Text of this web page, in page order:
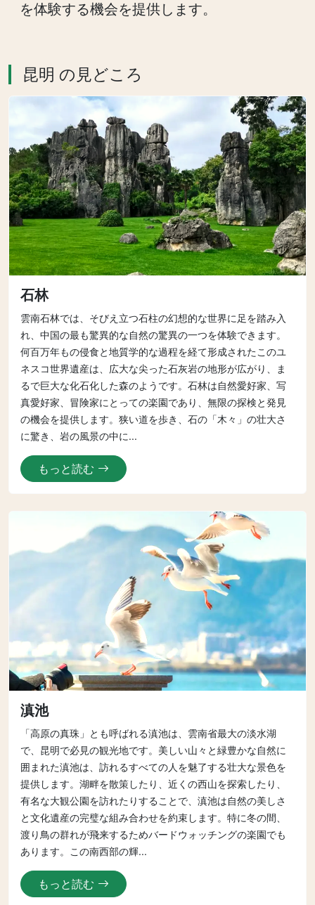
を体験する機会を提供します。
昆明 の見どころ
石林
雲南石林では、そびえ立つ石柱の幻想的な世界に足を踏み入
れ、中国の最も驚異的な自然の驚異の一つを体験できます。
何百万年もの侵食と地質学的な過程を経て形成されたこのユ
ネスコ世界遺産は、広大な尖った石灰岩の地形が広がり、ま
るで巨大な化石化した森のようです。石林は自然愛好家、写
真愛好家、冒険家にとっての楽園であり、無限の探検と発見
の機会を提供します。狭い道を歩き、石の「木々」の壮大さ
に驚き、岩の風景の中に...
もっと読む
滇池
「高原の真珠」とも呼ばれる滇池は、雲南省最大の淡水湖
で、昆明で必見の観光地です。美しい山々と緑豊かな自然に
囲まれた滇池は、訪れるすべての人を魅了する壮大な景色を
提供します。湖畔を散策したり、近くの西山を探索したり、
有名な大観公園を訪れたりすることで、滇池は自然の美しさ
と文化遺産の完璧な組み合わせを約束します。特に冬の間、
渡り鳥の群れが飛来するためバードウォッチングの楽園でも
あります。この南西部の輝...
もっと読む